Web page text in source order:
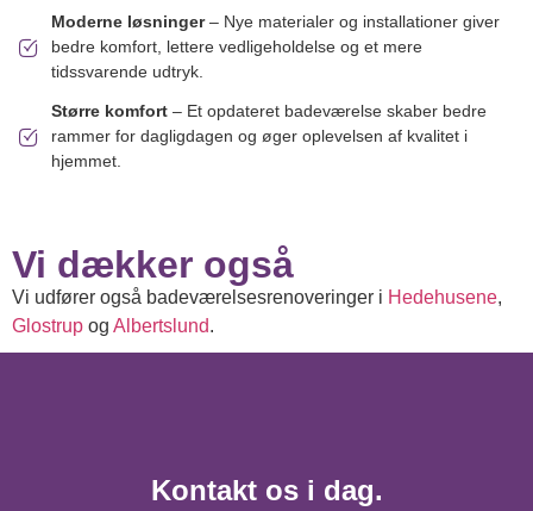
Moderne løsninger– Nye materialer og installationer giver
bedre komfort, lettere vedligeholdelse og et mere
tidssvarende udtryk.
Større komfort– Et opdateret badeværelse skaber bedre
rammer for dagligdagen og øger oplevelsen af kvalitet i
hjemmet.
Vi dækker også
Vi udfører også badeværelsesrenoveringer i Hedehusene,
Glostrup og Albertslund.
Kontakt os i dag.